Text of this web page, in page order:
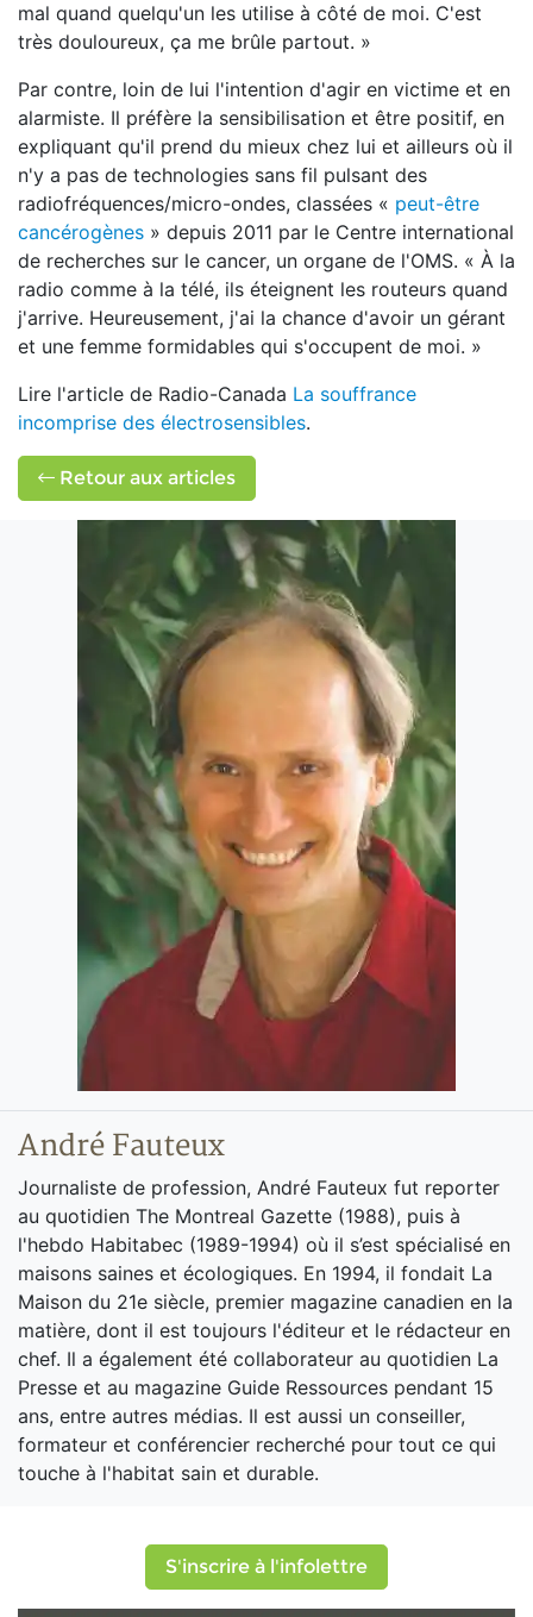
mal quand quelqu'un les utilise à côté de moi. C'est
très douloureux, ça me brûle partout. »
Par contre, loin de lui l'intention d'agir en victime et en
alarmiste. Il préfère la sensibilisation et être positif, en
expliquant qu'il prend du mieux chez lui et ailleurs où il
n'y a pas de technologies sans fil pulsant des
radiofréquences/micro-ondes, classées « peut-être
cancérogènes » depuis 2011 par le Centre international
de recherches sur le cancer, un organe de l'OMS. « À la
radio comme à la télé, ils éteignent les routeurs quand
j'arrive. Heureusement, j'ai la chance d'avoir un gérant
et une femme formidables qui s'occupent de moi. »
Lire l'article de Radio-Canada La souffrance
incomprise des électrosensibles.
Retour aux articles
André Fauteux
Journaliste de profession, André Fauteux fut reporter
au quotidien The Montreal Gazette (1988), puis à
l'hebdo Habitabec (1989-1994) où il s’est spécialisé en
maisons saines et écologiques. En 1994, il fondait La
Maison du 21e siècle, premier magazine canadien en la
matière, dont il est toujours l'éditeur et le rédacteur en
chef. Il a également été collaborateur au quotidien La
Presse et au magazine Guide Ressources pendant 15
ans, entre autres médias. Il est aussi un conseiller,
formateur et conférencier recherché pour tout ce qui
touche à l'habitat sain et durable.
S'inscrire à l'infolettre